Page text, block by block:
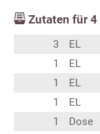
Zutaten für 4
3 EL
1
EL
1
EL
1
EL
1
Dose